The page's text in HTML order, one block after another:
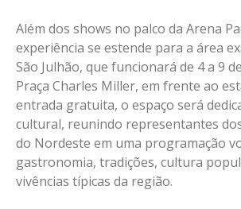
Além dos shows no palco da Arena
experiência se estende para a área
São Julhão, que funcionará de 4 a 9
Praça Charles Miller, em frente ao
entrada gratuita, o espaço será
cultural, reunindo representantes
do Nordeste em uma programação
gastronomia, tradições, cultura
vivências típicas da região.